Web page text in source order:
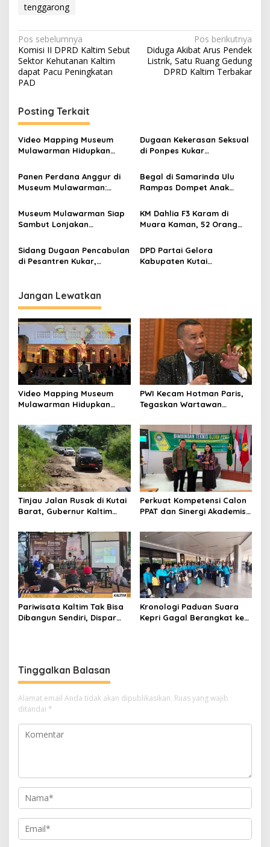
tenggarong
Navigasi
pos
Pos sebelumnya
Komisi II DPRD Kaltim Sebut
Sektor Kehutanan Kaltim
dapat Pacu Peningkatan
PAD
Pos berikutnya
Diduga Akibat Arus Pendek
Listrik, Satu Ruang Gedung
DPRD Kaltim Terbakar
Posting Terkait
Video Mapping Museum
Mulawarman Hidupkan
Melenu
Dugaan Kekerasan Seksual
di Ponpes Kukar
Santriwati Mengaku Jadi
Korban
Panen Perdana Anggur di
Museum Mulawarman:
Potensi Pendapatan
Daerah Baru
Begal di Samarinda Ulu
Rampas Dompet Anak
Ditangkap di Samboja
Museum Mulawarman Siap
Sambut Lonjakan
Lebaran
KM Dahlia F3 Karam di
Muara Kaman, 52 Orang
Sidang Dugaan Pencabulan
di Pesantren Kukar,
DPD Partai Gelora
Kabupaten Kutai
Jangan Lewatkan
Video Mapping Museum
Mulawarman Hidupkan
Melenu
PWI Kecam Hotman Paris,
Tegaskan Wartawan
Tinjau Jalan Rusak di Kutai
Barat, Gubernur Kaltim
Kilometer
Perkuat Kompetensi Calon
PPAT dan Sinergi Akademis,
Bimtek Ujian PPAT 2026
Pariwisata Kaltim Tak Bisa
Dibangun Sendiri, Dispar
Kronologi Paduan Suara
Kepri Gagal Berangkat ke
Tinggalkan Balasan
Alamat email Anda tidak akan dipublikasikan. Ruas yang wajib
ditandai *